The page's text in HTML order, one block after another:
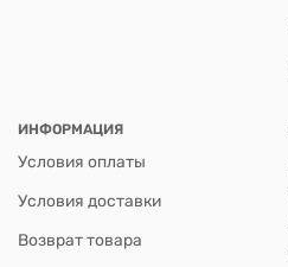
ИНФОРМАЦИЯ
Условия оплаты
Условия доставки
Возврат товара